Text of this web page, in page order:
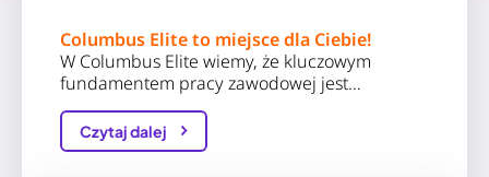
Columbus Elite to miejsce dla Ciebie!
W Columbus Elite wiemy, że kluczowym
fundamentem pracy zawodowej jest…
Czytaj dalej